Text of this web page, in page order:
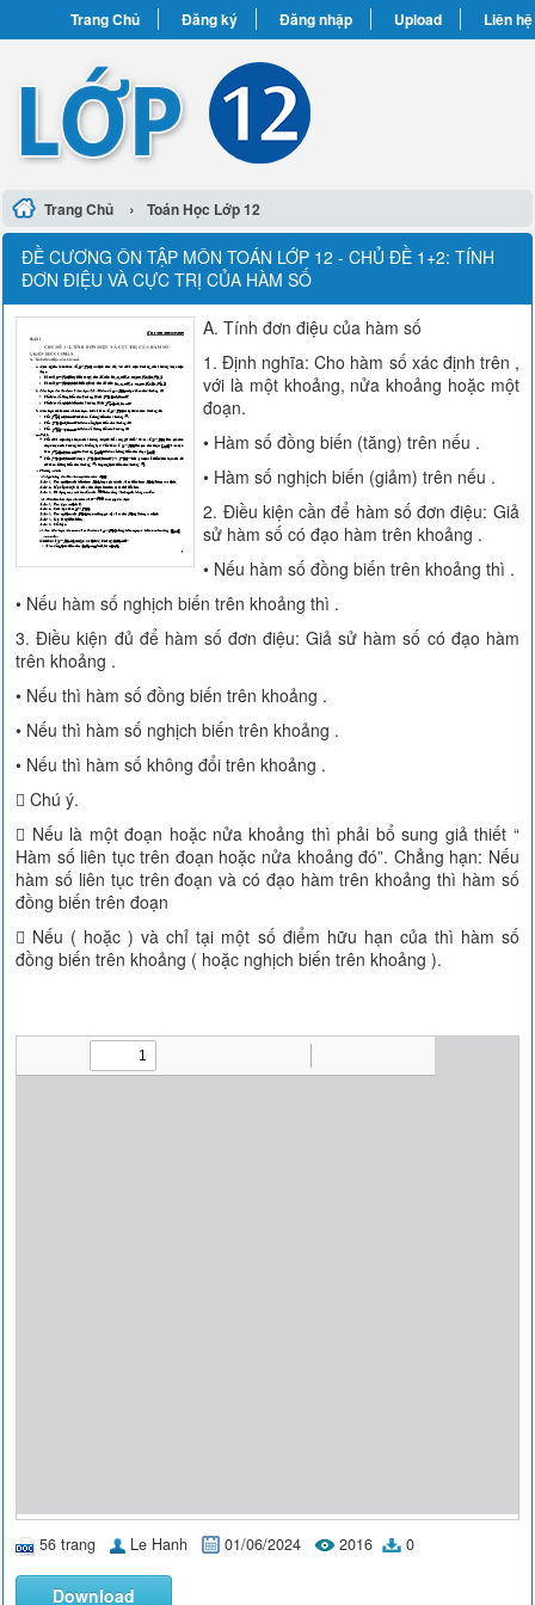
Trang Chủ Đăng ký Đăng nhập Upload Liên hệ
Trang Chủ › Toán Học Lớp 12
ĐỀ CƯƠNG ÔN TẬP MÔN TOÁN LỚP 12 - CHỦ ĐỀ 1+2: TÍNH
ĐƠN ĐIỆU VÀ CỰC TRỊ CỦA HÀM SỐ
A. Tính đơn điệu của hàm số
1. Định nghĩa: Cho hàm số xác định trên ,
với là một khoảng, nửa khoảng hoặc một
đoạn.
• Hàm số đồng biến (tăng) trên nếu .
• Hàm số nghịch biến (giảm) trên nếu .
2. Điều kiện cần để hàm số đơn điệu: Giả
sử hàm số có đạo hàm trên khoảng .
• Nếu hàm số đồng biến trên khoảng thì .
• Nếu hàm số nghịch biến trên khoảng thì .
3. Điều kiện đủ để hàm số đơn điệu: Giả sử hàm số có đạo hàm
trên khoảng .
• Nếu thì hàm số đồng biến trên khoảng .
• Nếu thì hàm số nghịch biến trên khoảng .
• Nếu thì hàm số không đổi trên khoảng .
 Chú ý.
 Nếu là một đoạn hoặc nửa khoảng thì phải bổ sung giả thiết “
Hàm số liên tục trên đoạn hoặc nửa khoảng đó”. Chẳng hạn: Nếu
hàm số liên tục trên đoạn và có đạo hàm trên khoảng thì hàm số
đồng biến trên đoạn
 Nếu ( hoặc ) và chỉ tại một số điểm hữu hạn của thì hàm số
đồng biến trên khoảng ( hoặc nghịch biến trên khoảng ).
56 trang Le Hanh 01/06/2024 2016 0
Download